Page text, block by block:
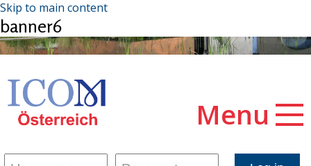
Skip to main content
banner6
Menu